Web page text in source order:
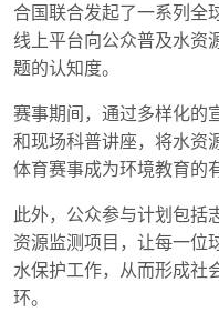
合国联合发起了一系列全
线上平台向公众普及水资
题的认知度。
赛事期间，通过多样化的
和现场科普讲座，将水资
体育赛事成为环境教育的
此外，公众参与计划包括
资源监测项目，让每一位
水保护工作，从而形成社
环。